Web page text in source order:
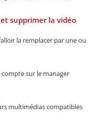
supprimer la vidéo
la remplacer par une ou
sur le manager
multimédias compatibles